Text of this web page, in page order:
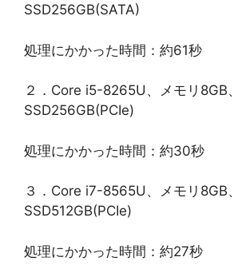
SSD256GB(SATA)
処理にかかった時間：約61秒
２．Core i5-8265U、メモリ8GB、
SSD256GB(PCIe)
処理にかかった時間：約30秒
３．Core i7-8565U、メモリ8GB、
SSD512GB(PCIe)
処理にかかった時間：約27秒